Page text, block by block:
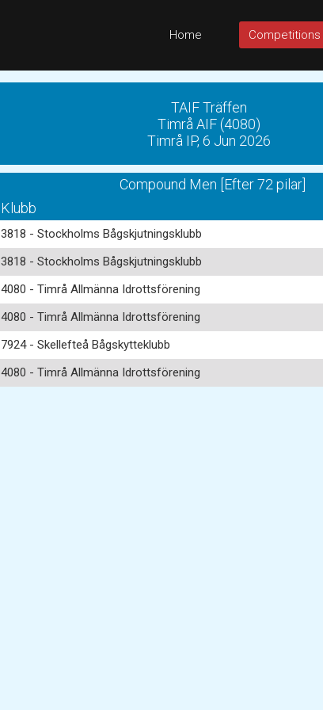
Home Competitions
TAIF Träffen
Timrå AIF (4080)
Timrå IP, 6 Jun 2026
Compound Men [Efter 72 pilar]
Klubb
3818 - Stockholms Bågskjutningsklubb
3818 - Stockholms Bågskjutningsklubb
4080 - Timrå Allmänna Idrottsförening
4080 - Timrå Allmänna Idrottsförening
7924 - Skellefteå Bågskytteklubb
4080 - Timrå Allmänna Idrottsförening